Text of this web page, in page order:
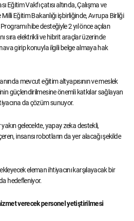
Eğitim Vakfı çatısı altında, Çalışma ve
Milli Eğitim Bakanlığı işbirliğinde, Avrupa Birliği
hibe desteğiyle 2 yıl önce açılan
sıra elektrikli ve hibrit araçlar üzerinde
girip konuyla ilgili belge almaya hak
mevcut eğitim altyapısının ve meslek
güçlendirilmesine önemli katkılar sağlayan
da çözüm sunuyor.
gelecekte, yapay zeka destekli,
insansı robotların da yer alacağı şekilde
eleman ihtiyacını karşılayacak bir
hedefleniyor.
verecek personel yetiştirilmesi